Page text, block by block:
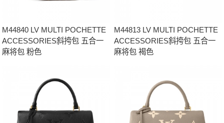
M44840 LV MULTI POCHETTE
ACCESSORIES斜挎包 五合一
麻将包 粉色
M44813 LV MULTI POCHETTE
ACCESSORIES斜挎包 五合一
麻将包 褐色